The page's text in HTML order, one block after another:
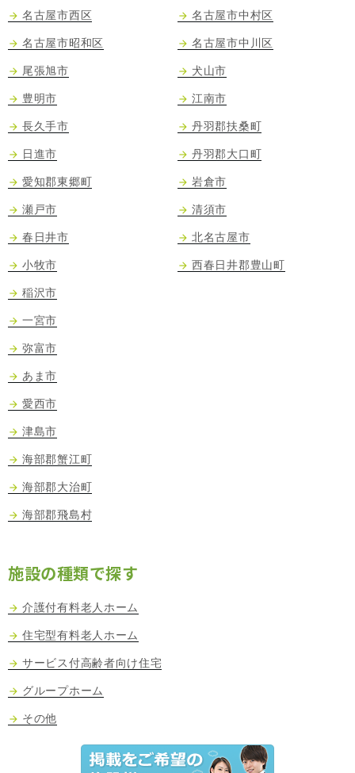
名古屋市西区
名古屋市昭和区
名古屋市中村区
名古屋市中川区
尾張旭市
豊明市
長久手市
日進市
愛知郡東郷町
瀬戸市
春日井市
小牧市
犬山市
江南市
丹羽郡扶桑町
丹羽郡大口町
岩倉市
清須市
北名古屋市
西春日井郡豊山町
稲沢市
一宮市
弥富市
あま市
愛西市
津島市
海部郡蟹江町
海部郡大治町
海部郡飛島村
施設の種類で探す
介護付有料老人ホーム
住宅型有料老人ホーム
サービス付高齢者向け住宅
グループホーム
その他